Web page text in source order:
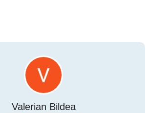
Valerian Bildea